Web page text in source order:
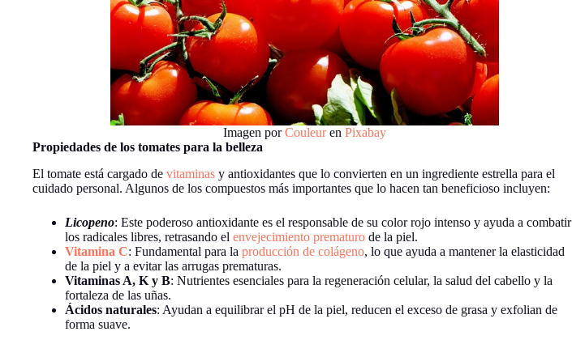
Imagen porCouleuren Pixabay
Propiedades de los tomates para la belleza
El tomate está cargado de vitaminas y antioxidantes que lo convierten en un ingrediente estrella para el
cuidado personal. Algunos de los compuestos más importantes que lo hacen tan beneficioso incluyen:
Licopeno: Este poderoso antioxidante es el responsable de su color rojo intenso y ayuda a combatir
los radicales libres, retrasando el envejecimiento prematuro de la piel.
Vitamina C: Fundamental para la producción de colágeno, lo que ayuda a mantener la elasticidad
de la piel y a evitar las arrugas prematuras.
Vitaminas A, K y B: Nutrientes esenciales para la regeneración celular, la salud del cabello y la
fortaleza de las uñas.
Ácidos naturales: Ayudan a equilibrar el pH de la piel, reducen el exceso de grasa y exfolian de
forma suave.